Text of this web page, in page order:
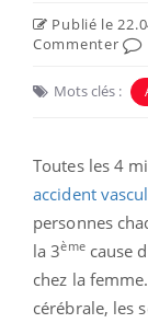
Publié le
Commenter
Mots clés :
Toutes les 4
accident
personnes
la 3èmecause
chez la
cérébrale, les